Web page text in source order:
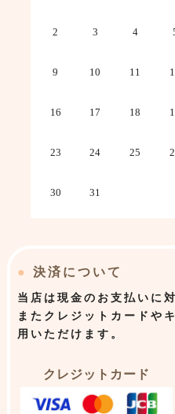
2 3 4
9 10 11
16 17 18
23 24 25
30 31
● 決済について
当店は 現金のお支払いに
またクレジットカードや
用いただけます。
クレジットカード